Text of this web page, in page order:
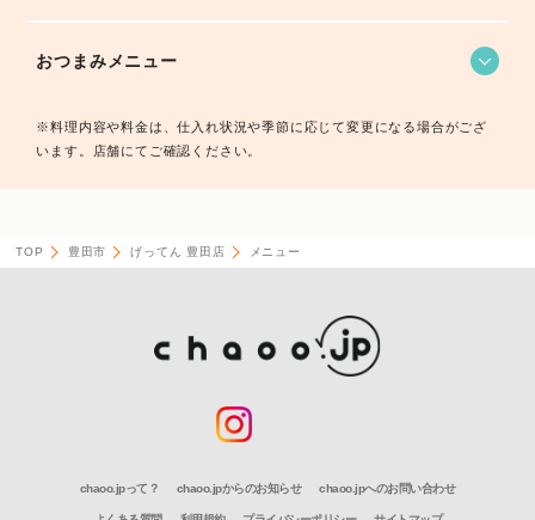
おつまみメニュー
※料理内容や料金は、仕入れ状況や季節に応じて変更になる場合がござ
います。店舗にてご確認ください。
TOP 豊田市 げってん 豊田店 メニュー
chaoo.jpって？ chaoo.jpからのお知らせ chaoo.jpへのお問い合わせ